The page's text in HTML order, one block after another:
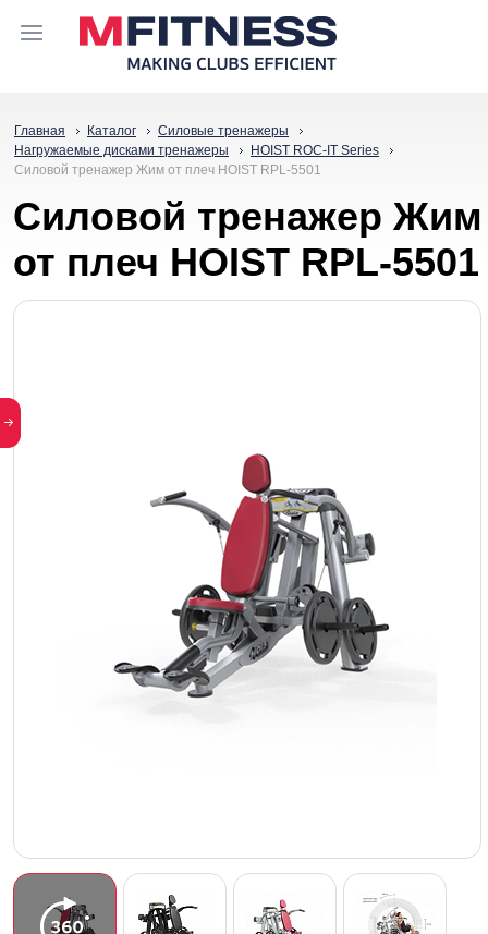
Главная Каталог
Силовые тренажеры
Нагружаемые дисками тренажеры
HOIST ROC-IT Series
Силовой тренажер Жим от плеч HOIST RPL-5501
Силовой тренажер Жим
от плеч HOIST RPL-5501